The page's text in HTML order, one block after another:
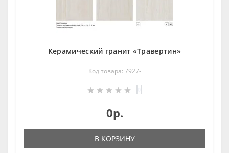
Керамический гранит «Травертин»
Код товара: 7927-
0р.
В КОРЗИНУ